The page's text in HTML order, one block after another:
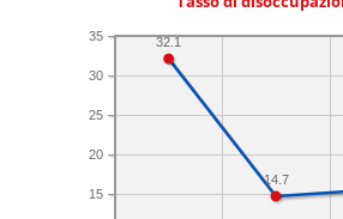
15
20
25
30
35
14.7
32.1